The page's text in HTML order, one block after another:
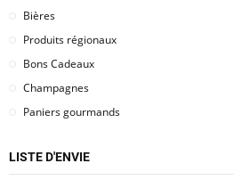
Bières
Produits régionaux
Bons Cadeaux
Champagnes
Paniers gourmands
LISTE D'ENVIE